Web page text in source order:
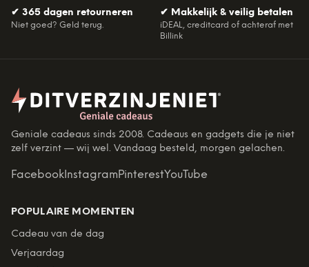
✔ 365 dagen retourneren
Niet goed? Geld terug.
✔ Makkelijk & veilig betalen
iDEAL, creditcard of achteraf met
Billink
Geniale cadeaus sinds 2008. Cadeaus en gadgets die je niet
zelf verzint — wij wel. Vandaag besteld, morgen gelachen.
Facebook InstagramPinterestYouTube
POPULAIRE MOMENTEN
Cadeau van de dag
Verjaardag